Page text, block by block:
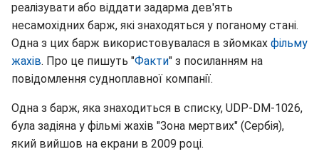
реалізувати або віддати задарма дев'ять
несамохідних барж, які знаходяться у поганому стані.
Одна з цих барж використовувалася в зйомках фільму
жахів. Про це пишуть "Факти" з посиланням на
повідомлення судноплавної компанії.
Одна з барж, яка знаходиться в списку, UDP-DM-1026,
була задіяна у фільмі жахів "Зона мертвих" (Сербія),
який вийшов на екрани в 2009 році.